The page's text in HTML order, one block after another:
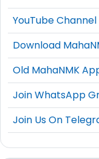
YouTube Channel
Download
Old MahaNMK
Join WhatsApp
Join Us On